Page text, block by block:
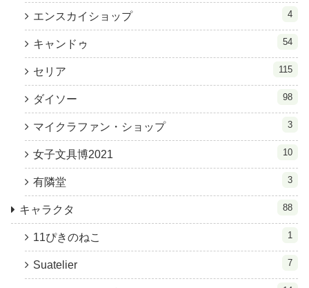
エンスカイショップ 4
キャンドゥ 54
セリア 115
ダイソー 98
マイクラファン・ショップ 3
女子文具博2021 10
有隣堂 3
キャラクタ 88
11ぴきのねこ 1
Suatelier 7